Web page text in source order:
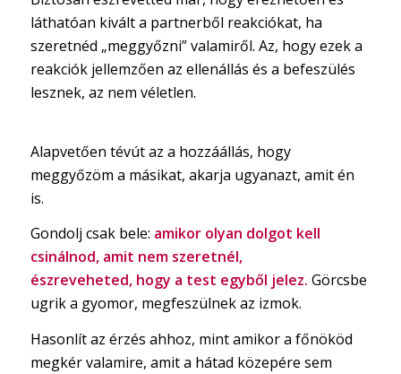
láthatóan kivált a partnerből reakciókat, ha
szeretnéd „meggyőzni” valamiről. Az, hogy ezek a
reakciók jellemzően az ellenállás és a befeszülés
lesznek, az nem véletlen.
Alapvetően tévút az a hozzáállás, hogy
meggyőzöm a másikat, akarja ugyanazt, amit én
is.
Gondolj csak bele: amikor olyan dolgot kell
csinálnod, amit nem szeretnél,
észreveheted, hogy a test egyből jelez. Görcsbe
ugrik a gyomor, megfeszülnek az izmok.
Hasonlít az érzés ahhoz, mint amikor a főnököd
megkér valamire, amit a hátad közepére sem